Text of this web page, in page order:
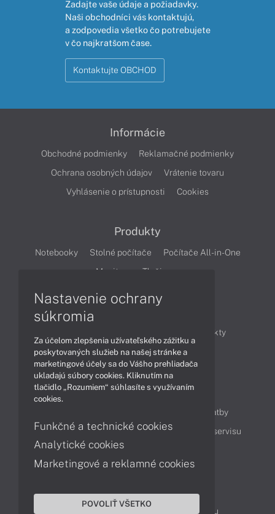
Zadajte vaše údaje a požiadavky.
Naši obchodníci vás kontaktujú,
a zodpovedia všetko čo potrebujete
v čo najkratšom čase.
Kontaktujte OBCHOD
Informácie
Obchodné podmienky
Reklamačné podmienky
Ochrana osobných údajov
Vrátenie tovaru
Vyhlásenie o prístupnosti
Cookies
Produkty
Notebooky Stolné počítače
Počítače All-in-One
Monitory
Tlačiarne
Produkty
Technológie
Videá
Obsah
Možnosti doručenia a platby
Podpora a servis
Servisné služby Cenník servisu
Kontakty
043 4224 771
Obchodné oddelenie
Reklamácia tovaru
Nastavenie ochrany
súkromia
Za účelom zlepšenia užívateľského zážitku a
poskytovaných služieb na našej stránke a
marketingové účely sa do Vášho prehliadača
ukladajú súbory cookies. Kliknutím na
tlačidlo „Rozumiem“ súhlasíte s využívaním
cookies.
Funkčné a technické cookies
Analytické cookies
Marketingové a reklamné cookies
POVOLIŤ VŠETKO